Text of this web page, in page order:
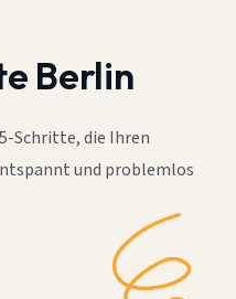
Berlin
Schritte, die Ihren
und problemlos